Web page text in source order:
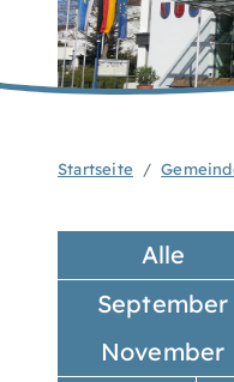
Startseite
Alle
September
November